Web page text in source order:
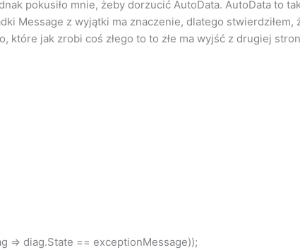
pokusiło mnie, żeby dorzucić AutoData. AutoData to
Message z wyjątki ma znaczenie, dlatego stwierdziłem,
które jak zrobi coś złego to to złe ma wyjść z drugiej
=> diag.State == exceptionMessage));